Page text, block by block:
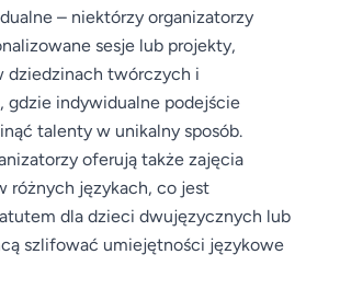
– niektórzy organizatorzy
sesje lub projekty,
dziedzinach twórczych i
gdzie indywidualne podejście
talenty w unikalny sposób.
oferują także zajęcia
różnych językach, co jest
dla dzieci dwujęzycznych lub
szlifować umiejętności językowe